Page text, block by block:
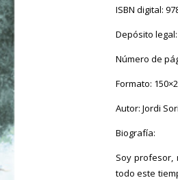
ISBN digital:
Depósito legal:
Número de
Formato:
Autor: Jordi
Biografía:
Soy profesor,
todo este